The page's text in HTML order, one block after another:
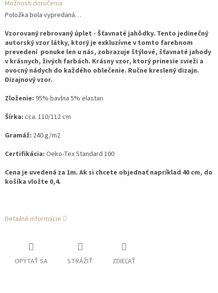
Možnosti doručenia
Položka bola vypredaná…
Vzorovaný rebrovaný úplet - Šťavnaté jahôdky. Tento jedinečný
autorský vzor látky, ktorý je exkluzívne v tomto farebnom
prevedení ponuke len u nás, zobrazuje štýlové, šťavnaté jahody
v krásnych, živých farbách. Krásny vzor, ktorý prinesie svieži a
ovocný nádych do každého oblečenie. Ručne kreslený dizajn.
Dizajnový vzor.
Zloženie: 95% bavlna 5% elastan
Šírka: cca. 110/112 cm
Gramáž: 240 g/m2
Certifikácia: Oeko-Tex Standard 100
Cena je uvedená za 1m. Ak si chcete objednať napríklad 40 cm, do
košíka vložte 0,4.
Detailné informácie
OPÝTAŤ SA STRÁŽIŤ ZDIEĽAŤ